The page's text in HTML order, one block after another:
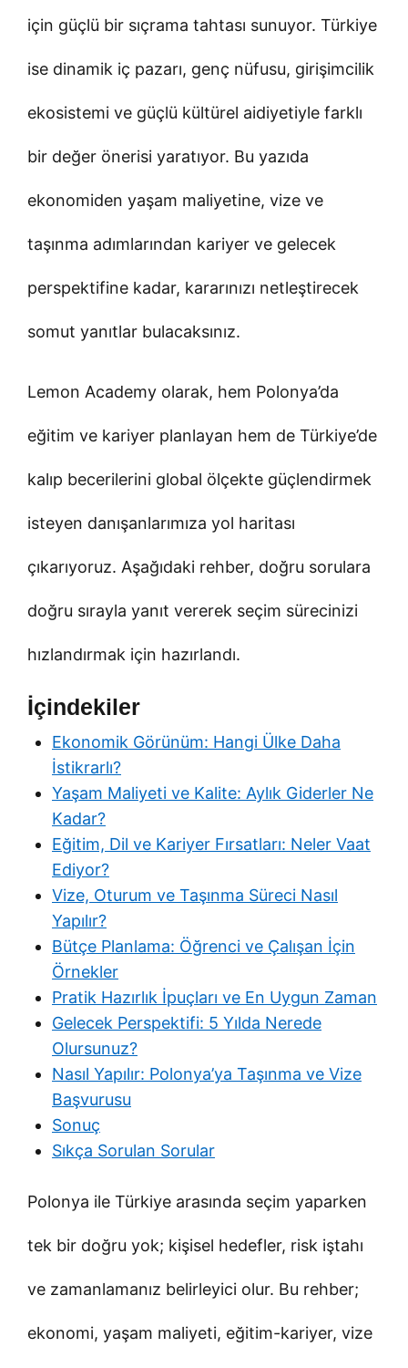
için güçlü bir sıçrama tahtası sunuyor. Türkiye
ise dinamik iç pazarı, genç nüfusu, girişimcilik
ekosistemi ve güçlü kültürel aidiyetiyle farklı
bir değer önerisi yaratıyor. Bu yazıda
ekonomiden yaşam maliyetine, vize ve
taşınma adımlarından kariyer ve gelecek
perspektifine kadar, kararınızı netleştirecek
somut yanıtlar bulacaksınız.
Lemon Academy olarak, hem Polonya’da
eğitim ve kariyer planlayan hem de Türkiye’de
kalıp becerilerini global ölçekte güçlendirmek
isteyen danışanlarımıza yol haritası
çıkarıyoruz. Aşağıdaki rehber, doğru sorulara
doğru sırayla yanıt vererek seçim sürecinizi
hızlandırmak için hazırlandı.
İçindekiler
Ekonomik Görünüm: Hangi Ülke Daha
İstikrarlı?
Yaşam Maliyeti ve Kalite: Aylık Giderler Ne
Kadar?
Eğitim, Dil ve Kariyer Fırsatları: Neler Vaat
Ediyor?
Vize, Oturum ve Taşınma Süreci Nasıl
Yapılır?
Bütçe Planlama: Öğrenci ve Çalışan İçin
Örnekler
Pratik Hazırlık İpuçları ve En Uygun Zaman
Gelecek Perspektifi: 5 Yılda Nerede
Olursunuz?
Nasıl Yapılır: Polonya’ya Taşınma ve Vize
Başvurusu
Sonuç
Sıkça Sorulan Sorular
Polonya ile Türkiye arasında seçim yaparken
tek bir doğru yok; kişisel hedefler, risk iştahı
ve zamanlamanız belirleyici olur. Bu rehber;
ekonomi, yaşam maliyeti, eğitim-kariyer, vize